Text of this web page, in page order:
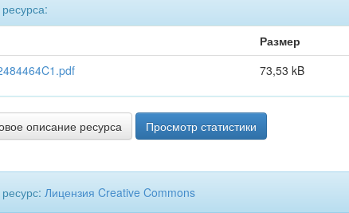
Размер
73,53 kB
описание ресурса Просмотр статистики
Лицензия Creative Commons